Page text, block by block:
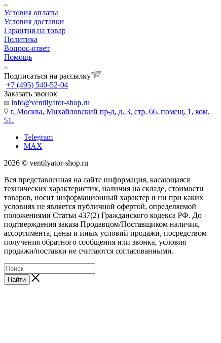
Условия оплаты
Условия доставки
Гарантия на товар
Политика
Вопрос-ответ
Помощь
Подписаться на рассылку
+7 (495) 540-52-04
Заказать звонок
info@ventilyator-shop.ru
г. Москва, Михайловский пр-д, д. 3, cтр. 66, помещ. 1, ком.
51.
Telegram
MAX
2026 © ventilyator-shop.ru
Вся представленная на сайте информация, касающаяся
технических характеристик, наличия на складе, стоимости
товаров, носит информационный характер и ни при каких
условиях не является публичной офертой, определяемой
положениями Статьи 437(2) Гражданского кодекса РФ. До
подтверждения заказа Продавцом/Поставщиком наличия,
ассортимента, цены и иных условий продажи, посредством
получения обратного сообщения или звонка, условия
продажи/поставки не считаются согласованными.
Найти